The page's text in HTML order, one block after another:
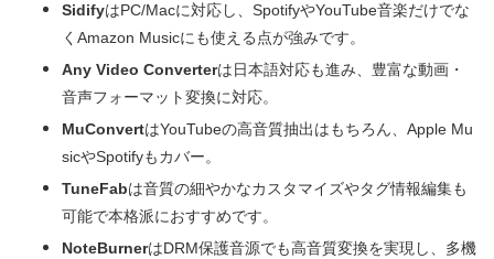
SidifyはPC/Macに対応し、SpotifyやYouTube音楽だけでな
くAmazon Musicにも使える点が強みです。
Any Video Converterは日本語対応も進み、豊富な動画・
音声フォーマット変換に対応。
MuConvertはYouTubeの高音質抽出はもちろん、Apple Mu
sicやSpotifyもカバー。
TuneFabは音質の細やかなカスタマイズやタグ情報編集も
可能で本格派におすすめです。
NoteBurnerはDRM保護音源でも高音質変換を実現し、多機